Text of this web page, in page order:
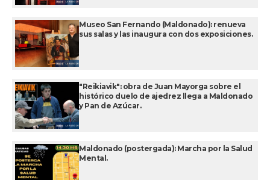
Museo San Fernando (Maldonado): renueva
sus salas y las inaugura con dos exposiciones.
"Reikiavik": obra de Juan Mayorga sobre el
histórico duelo de ajedrez llega a Maldonado
y Pan de Azúcar.
Maldonado (postergada): Marcha por la Salud
Mental.